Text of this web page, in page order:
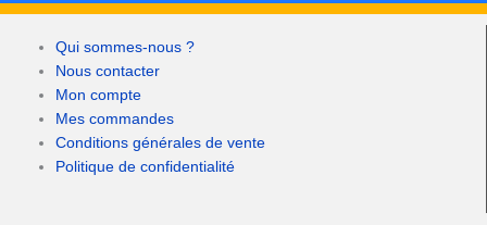
Qui sommes-nous ?
Nous contacter
Mon compte
Mes commandes
Conditions générales de vente
Politique de confidentialité